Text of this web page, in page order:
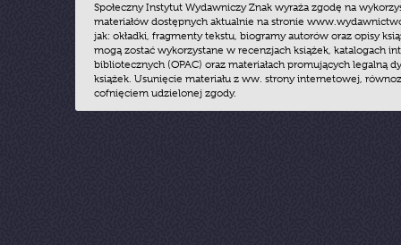
Społeczny Instytut Wydawniczy Znak wyraża zgodę na
materiałów dostępnych aktualnie na stronie
jak: okładki, fragmenty tekstu, biogramy autorów oraz opisy
mogą zostać wykorzystane w recenzjach książek, katalogach
bibliotecznych (OPAC) oraz materiałach promujących legalną
książek. Usunięcie materiału z ww. strony internetowej,
cofnięciem udzielonej zgody.